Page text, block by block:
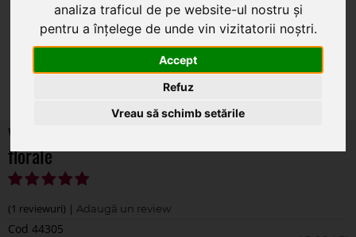
analiza traficul de pe website-ul nostru și
pentru a înțelege de unde vin vizitatorii noștri.
Accept
Refuz
Vreau să schimb setările
Vas ceramica 14x13 cm pentru aranjamente
florale
(1 reviewuri) |
Cod 44305